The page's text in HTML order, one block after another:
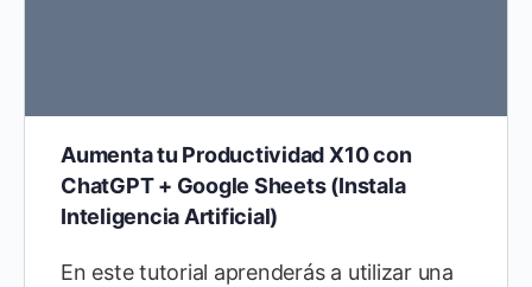
Aumenta tu Productividad X10 con
ChatGPT + Google Sheets (Instala
Inteligencia Artificial)
En este tutorial aprenderás a utilizar una